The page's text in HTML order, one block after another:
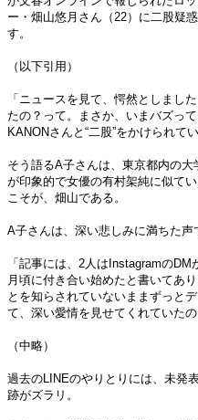
ー・畑山悠月さん（22）に二股疑
す。
（以下引用）
「ニュースを見て、愕然としまし
たの？って。まさか、いまバズっ
KANONさんと“二股”をかけられて
そう語るA子さんは、東京都内の
が印象的で女優の有村架純に似て
こそが、畑山である。
A子さんは、深い悲しみに満ちた声
「記事には、2人はInstagramの
月頃に付き合い始めたと書いてあ
とを知らされていないままずっと
て、深い愛情を見せてくれていた
（中略）
過去のLINEのやりとりには、未発
跡がズラリ。